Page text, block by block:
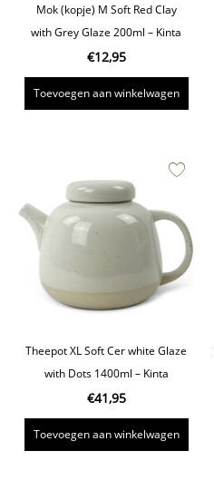
Mok (kopje) M Soft Red Clay
with Grey Glaze 200ml – Kinta
€12,95
Toevoegen aan winkelwagen
Theepot XL Soft Cer white Glaze
with Dots 1400ml – Kinta
€41,95
Toevoegen aan winkelwagen